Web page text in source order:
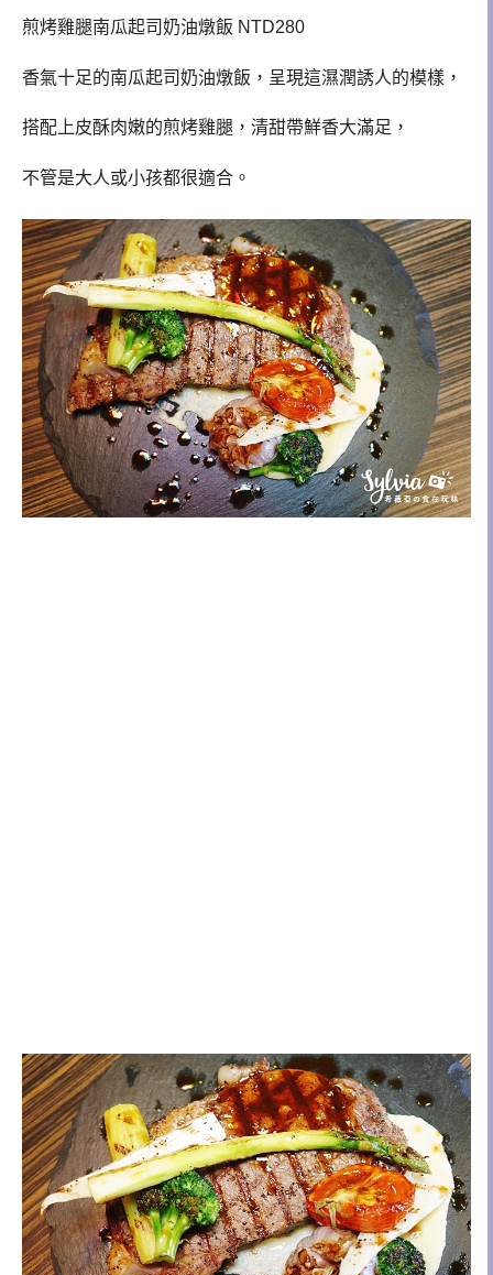
煎烤雞腿南瓜起司奶油燉飯 NTD280
香氣十足的南瓜起司奶油燉飯，呈現這濕潤誘人的模樣，
搭配上皮酥肉嫩的煎烤雞腿，清甜帶鮮香大滿足，
不管是大人或小孩都很適合。